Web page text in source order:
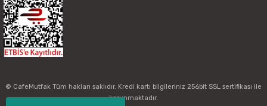
© CafeMutfak Tüm hakları saklıdır. Kredi kartı bilgileriniz 256bit SSL sertifikası ile
korunmaktadır.